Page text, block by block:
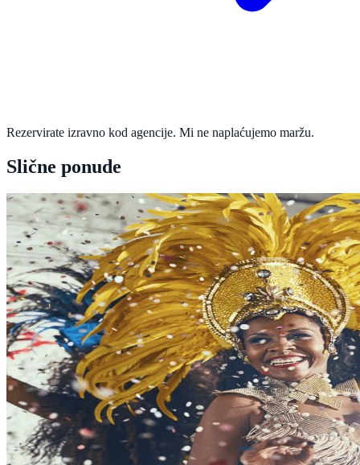
Rezervirate izravno kod agencije. Mi ne naplaćujemo maržu.
Slične ponude